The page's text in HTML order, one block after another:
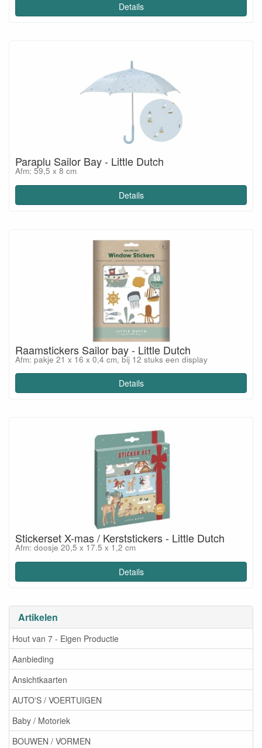
Artikelen
Hout van 7 - Eigen Productie
Aanbieding
Ansichtkaarten
AUTO'S / VOERTUIGEN
Baby / Motoriek
BOUWEN / VORMEN
Details
Paraplu Sailor Bay - Little Dutch
Afm: 59,5 x 8 cm
Details
Raamstickers Sailor bay - Little Dutch
Afm: pakje 21 x 16 x 0,4 cm, bij 12 stuks een display
Details
Stickerset X-mas / Kerststickers - Little Dutch
Afm: doosje 20,5 x 17.5 x 1,2 cm
Details